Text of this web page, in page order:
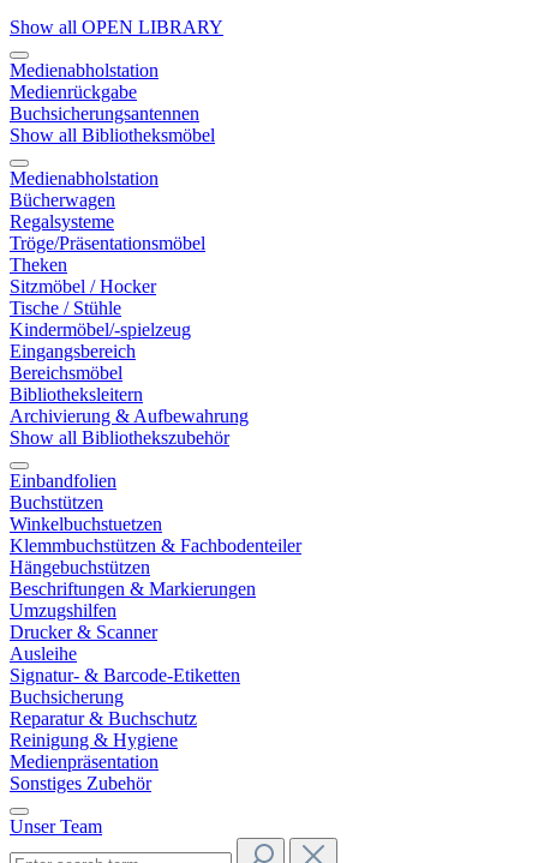
Show all OPEN LIBRARY
Medienabholstation
Medienrückgabe
Buchsicherungsantennen
Show all Bibliotheksmöbel
Medienabholstation
Bücherwagen
Regalsysteme
Tröge/Präsentationsmöbel
Theken
Sitzmöbel / Hocker
Tische / Stühle
Kindermöbel/-spielzeug
Eingangsbereich
Bereichsmöbel
Bibliotheksleitern
Archivierung & Aufbewahrung
Show all Bibliothekszubehör
Einbandfolien
Buchstützen
Winkelbuchstuetzen
Klemmbuchstützen & Fachbodenteiler
Hängebuchstützen
Beschriftungen & Markierungen
Umzugshilfen
Drucker & Scanner
Ausleihe
Signatur- & Barcode-Etiketten
Buchsicherung
Reparatur & Buchschutz
Reinigung & Hygiene
Medienpräsentation
Sonstiges Zubehör
Unser Team